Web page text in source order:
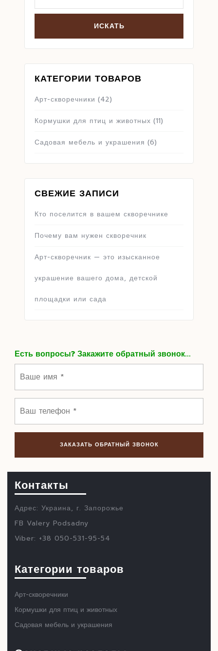
КАТЕГОРИИ ТОВАРОВ
Арт-скворечники (42)
Кормушки для птиц и животных (11)
Садовая мебель и украшения (6)
СВЕЖИЕ ЗАПИСИ
Кто поселится в вашем скворечнике
Почему вам нужен скворечник
Арт-скворечник — это изысканное
украшение вашего дома, детской
площадки или сада
Есть вопросы? Закажите обратный звонок...
Контакты
Адрес: Украина, г. Запорожье
FB Valery Podsadny
Viber: +38 050-531-95-54
Категории товаров
Арт-скворечники
Кормушки для птиц и животных
Садовая мебель и украшения